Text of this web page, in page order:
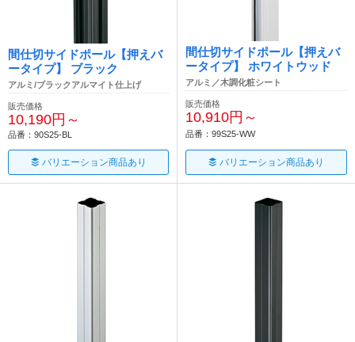
間仕切サイドポール【押えバ
ータイプ】 ブラック
アルミ/ブラックアルマイト仕上げ
販売価格
10,190円～
品番：90S25-BL
バリエーション商品あり
間仕切サイドポール【押えバ
ータイプ】 ホワイトウッド
アルミ／木調化粧シート
販売価格
10,910円～
品番：99S25-WW
バリエーション商品あり